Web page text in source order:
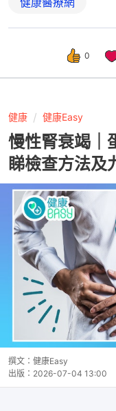
0
健康 健康Easy
慢性腎衰竭｜
睇檢查方法及
撰文： 健康Easy
出版： 2026-07-04 13:00